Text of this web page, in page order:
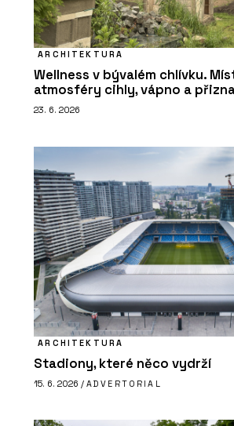
ARCHITEKTURA
Wellness v bývalém chlívku.
atmosféry cihly, vápno a
23. 6. 2026
ARCHITEKTURA
Stadiony, které něco vydrží
15. 6. 2026 / ADVERTORIAL